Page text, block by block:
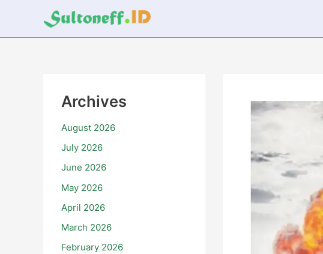
content
Archives
August 2026
July 2026
June 2026
May 2026
April 2026
March 2026
February 2026